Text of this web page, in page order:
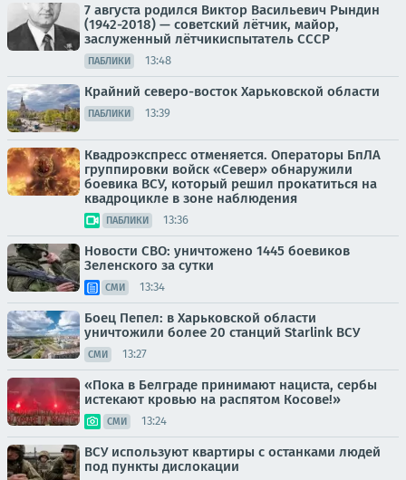
7 августа родился Виктор Васильевич Рындин
(1942-2018) — советский лётчик, майор,
заслуженный лётчикиспытатель СССР
ПАБЛИКИ 13:48
Крайний северо-восток Харьковской области
ПАБЛИКИ 13:39
Квадроэкспресс отменяется. Операторы БпЛА
группировки войск «Север» обнаружили
боевика ВСУ, который решил прокатиться на
квадроцикле в зоне наблюдения
ПАБЛИКИ 13:36
Новости СВО: уничтожено 1445 боевиков
Зеленского за сутки
СМИ 13:34
Боец Пепел: в Харьковской области
уничтожили более 20 станций Starlink ВСУ
СМИ 13:27
«Пока в Белграде принимают нациста, сербы
истекают кровью на распятом Косове!»
СМИ 13:24
ВСУ используют квартиры с останками людей
под пункты дислокации